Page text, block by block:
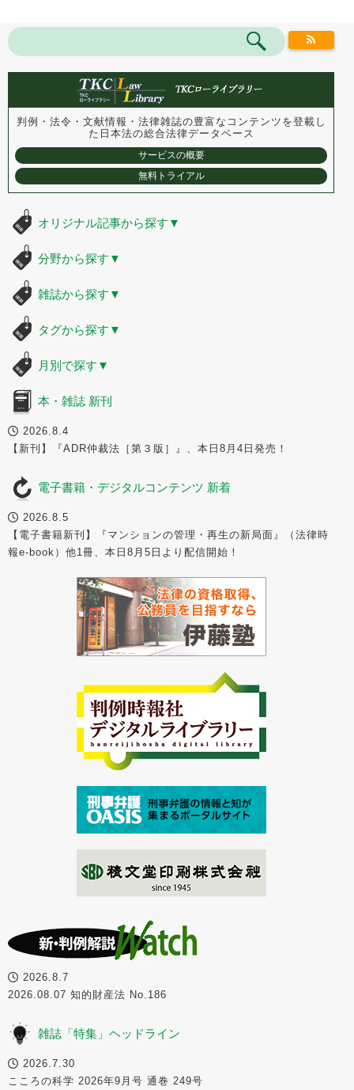
判例・法令・文献情報・法律雑誌の豊富なコンテンツを登載し
た 日本法の総合法律データベース
サービスの概要
無料トライアル
オリジナル記事から探す ▼
分野から探す ▼
雑誌から探す ▼
タグから探す ▼
月別で探す ▼
本・雑誌 新刊
2026.8.4
【新刊】『ADR仲裁法［第３版］』、本日8月4日発売！
電子書籍・デジタルコンテンツ 新着
2026.8.5
【電子書籍新刊】『マンションの管理・再生の新局面』（法律時
報e-book）他1冊、本日8月5日より配信開始！
2026.8.7
2026.08.07 知的財産法 No.186
雑誌「特集」ヘッドライン
2026.7.30
こころの科学 2026年9月号 通巻 249号